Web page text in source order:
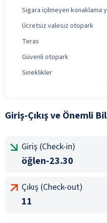
Sigara içilmeyen konaklama
Ücretsiz valesiz otopark
Teras
Güvenli otopark
Sineklikler
Giriş-Çıkış ve Önemli
Giriş (Check-in)
öğlen-23.30
Çıkış (Check-out)
11